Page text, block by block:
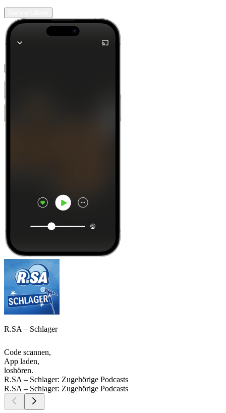
R.SA – Schlager
Code scannen,
App laden,
loshören.
R.SA – Schlager: Zugehörige Podcasts
R.SA – Schlager: Zugehörige Podcasts